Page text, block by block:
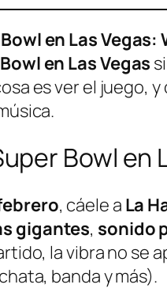
en Las
en Las Vegas
es ver el juego,
Bowl en
, cáele a La
gigantes, sonido
la vibra no se
banda y más).